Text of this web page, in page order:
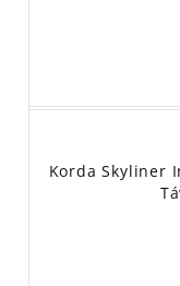
Korda Skyliner